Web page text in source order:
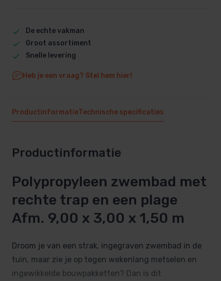
De echte vakman
Groot assortiment
Snelle levering
Heb je een vraag? Stel hem hier!
ProductinformatieTechnische specificaties
Productinformatie
Polypropyleen zwembad met
rechte trap en een plage
Afm. 9,00 x 3,00 x 1,50 m
Droom je van een strak, ingegraven zwembad in de
tuin, maar zie je op tegen wekenlang metselen en
ingewikkelde bouwpakketten? Dan is dit